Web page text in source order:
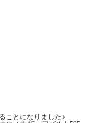
ことになりました♪